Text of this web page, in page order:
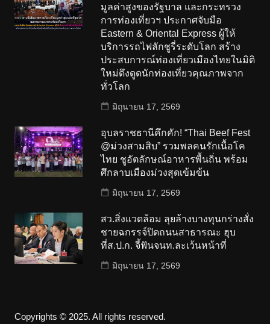
มูลค่าสูงของรัฐบาล และกระทรวง
การท่องเที่ยวฯ ประกาศจับมือ
Eastern & Oriental Express ผู้ให้
บริการรถไฟลักชูรี่ระดับโลก สร้าง
ประสบการณ์ท่องเที่ยวเมืองไทยในมิติ
ใหม่ดึงดูดนักท่องเที่ยวคุณภาพจาก
ทั่วโลก
มิถุนายน 17, 2569
อุบลราชธานีคึกคัก! “Thai Beef Fest
@ม่วงสามสิบ” รวมพลคนรักเนื้อโค
ไทย ชูอัตลักษณ์อาหารพื้นถิ่น พร้อม
ศึกลาบเมืองม่วงสุดเข้มข้น
มิถุนายน 17, 2569
สว.สิ่งแวดล้อม ลุยล้างบางทุนกร่างสั่ง
ชายฉกรรจ์ปิดถนนสาธารณะ ฮุบ
ที่ส.ป.ก. จี้ฟันจนท.ละเว้นหน้าที่
มิถุนายน 17, 2569
Copyrights © 2025. All rights reserved.